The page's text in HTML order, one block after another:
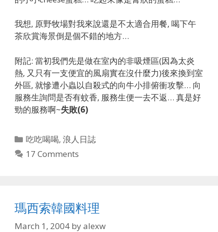
我想, 原野牧場對我來說還是不太適合用餐, 喝下午
茶欣賞海景倒是個不錯的地方…
附記: 當初我們先是做在室內的非吸煙區(因為太炎
熱, 又只有一支便宜的風扇實在沒什麼力)後來換到室
外區, 就慘遭小蟲以自殺式的向牛小排俯衝攻擊… 向
服務生詢問是否有蚊香, 服務生便一去不返… 真是好
勁的服務啊~失敗(6)
Categories
吃吃喝喝,浪人日誌
17 Comments
瑪西索韓國料理
March 1, 2004 byalexw